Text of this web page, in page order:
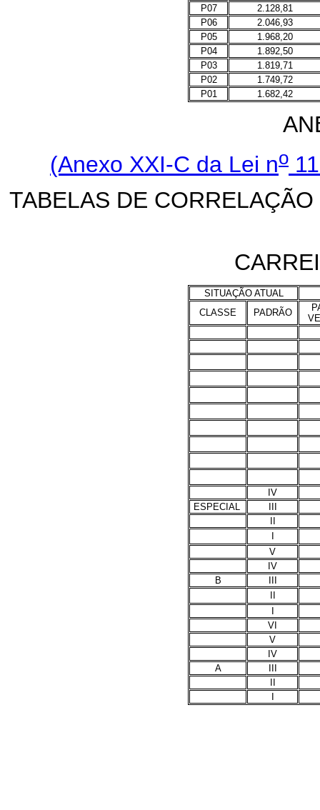
P07
2.128,81
P06
2.046,93
P05
1.968,20
P04
1.892,50
P03
1.819,71
P02
1.749,72
P01
1.682,42
(Anexo XXI-C da Lei no
TABELAS DE
SITUAÇÃO ATUAL
CLASSE
PADRÃO
IV
ESPECIAL
V
IV
B
VI
V
IV
A